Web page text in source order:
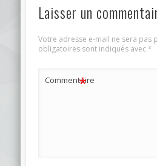
Laisser un
Votre adresse e-mail ne sera pas
obligatoires sont indiqués avec*
Commentaire
*